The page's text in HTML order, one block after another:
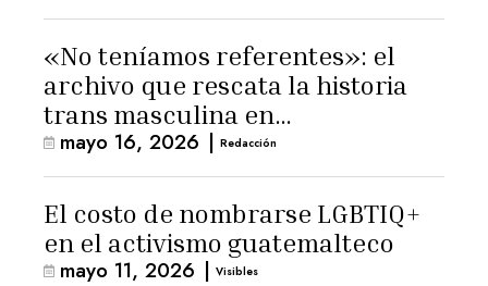
«No teníamos referentes»: el
archivo que rescata la historia
trans masculina en
Latinoamérica
mayo 16, 2026 | Redacción
El costo de nombrarse LGBTIQ+
en el activismo guatemalteco
mayo 11, 2026 | Visibles